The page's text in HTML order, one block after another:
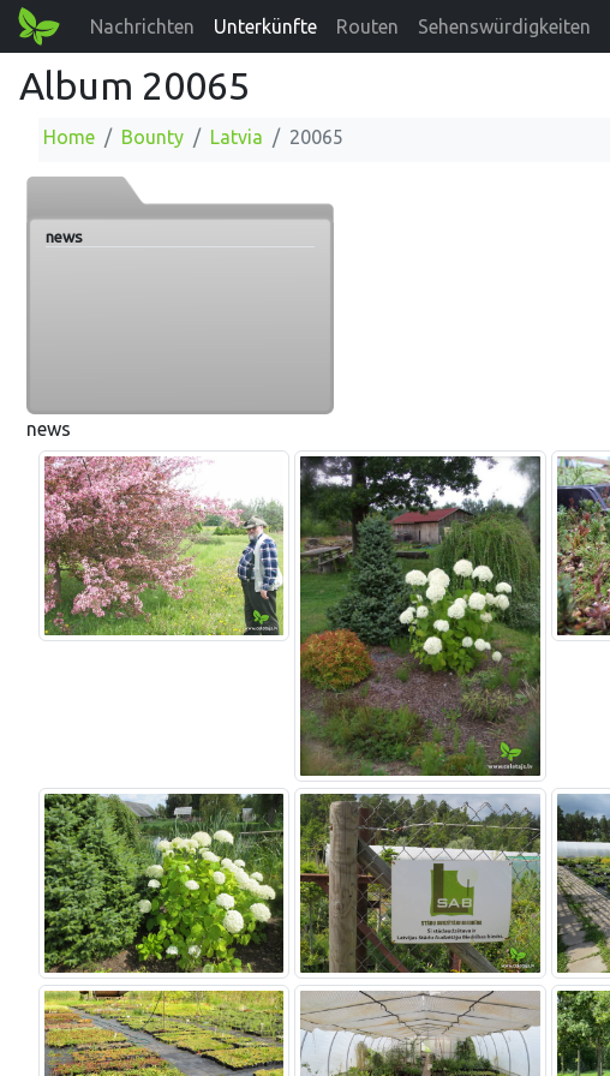
Nachrichten Unterkünfte Routen Sehenswürdigkeiten
Album 20065
Home Bounty Latvia 20065
news
news